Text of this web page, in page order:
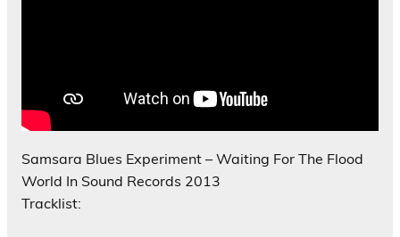
Samsara Blues Experiment – Waiting For The Flood
World In Sound Records 2013
Tracklist: